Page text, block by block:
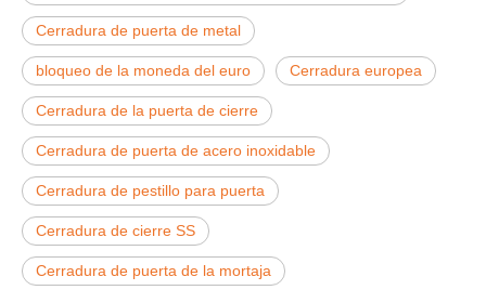
Cerradura de puerta de metal
bloqueo de la moneda del euro Cerradura europea
Cerradura de la puerta de cierre
Cerradura de puerta de acero inoxidable
Cerradura de pestillo para puerta
Cerradura de cierre SS
Cerradura de puerta de la mortaja